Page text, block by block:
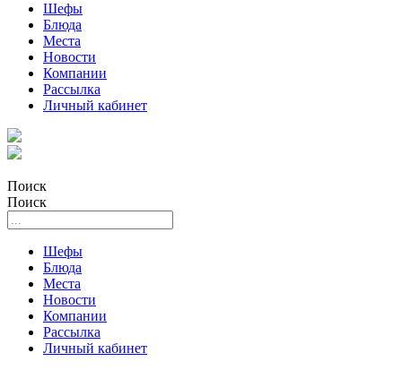
Шефы
Блюда
Места
Новости
Компании
Рассылка
Личный кабинет
Поиск
Поиск
Шефы
Блюда
Места
Новости
Компании
Рассылка
Личный кабинет